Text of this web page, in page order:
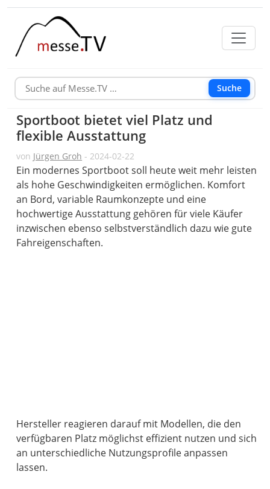
Suche
Sportboot bietet viel Platz und
flexible Ausstattung
von Jürgen Groh - 2024-02-22
Ein modernes Sportboot soll heute weit mehr leisten
als hohe Geschwindigkeiten ermöglichen. Komfort
an Bord, variable Raumkonzepte und eine
hochwertige Ausstattung gehören für viele Käufer
inzwischen ebenso selbstverständlich dazu wie gute
Fahreigenschaften.
Hersteller reagieren darauf mit Modellen, die den
verfügbaren Platz möglichst effizient nutzen und sich
an unterschiedliche Nutzungsprofile anpassen
lassen.